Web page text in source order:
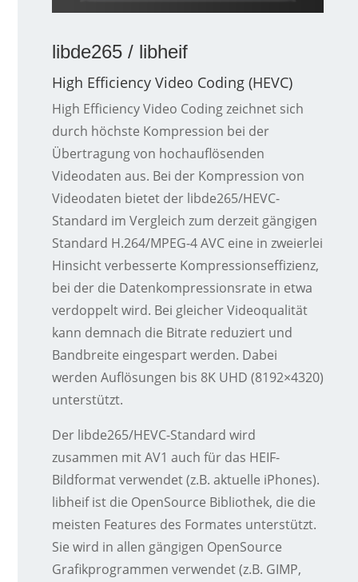
libde265 / libheif
High Efficiency Video Coding (HEVC)
High Efficiency Video Coding zeichnet sich
durch höchste Kompression bei der
Übertragung von hochauflösenden
Videodaten aus. Bei der Kompression von
Videodaten bietet der libde265/HEVC-
Standard im Vergleich zum derzeit gängigen
Standard H.264/MPEG-4 AVC eine in zweierlei
Hinsicht verbesserte Kompressionseffizienz,
bei der die Datenkompressionsrate in etwa
verdoppelt wird. Bei gleicher Videoqualität
kann demnach die Bitrate reduziert und
Bandbreite eingespart werden. Dabei
werden Auflösungen bis 8K UHD (8192×4320)
unterstützt.
Der libde265/HEVC-Standard wird
zusammen mit AV1 auch für das HEIF-
Bildformat verwendet (z.B. aktuelle iPhones).
libheif ist die OpenSource Bibliothek, die die
meisten Features des Formates unterstützt.
Sie wird in allen gängigen OpenSource
Grafikprogrammen verwendet (z.B. GIMP,